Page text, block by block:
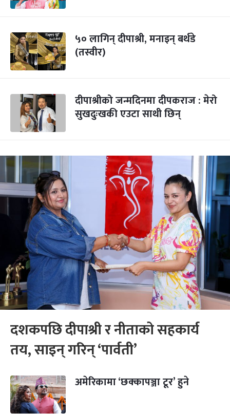
५० लागिन् दीपाश्री, मनाइन् बर्थडे
(तस्वीर)
दीपाश्रीको जन्मदिनमा दीपकराज : मेरो
सुखदुःखकी एउटा साथी छिन्
दशकपछि दीपाश्री र नीताको सहकार्य
तय, साइन् गरिन् ‘पार्वती’
अमेरिकामा ‘छक्कापञ्जा टूर’ हुने